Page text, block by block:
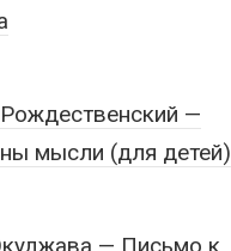
—
мысли (для детей)
— Письмо к